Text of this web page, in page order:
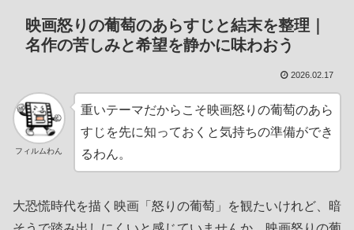
映画怒りの葡萄のあらすじと結末を整理｜
名作の苦しみと希望を静かに味わおう
2026.02.17
フィルムわん
重いテーマだからこそ映画怒りの葡萄のあら
すじを先に知っておくと気持ちの準備ができ
るわん。
大恐慌時代を描く映画「怒りの葡萄」を観たいけれど、暗